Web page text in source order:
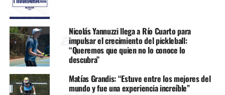
Nicolás Yannuzzi llega a Río Cuarto para
impulsar el crecimiento del pickleball:
“Queremos que quien no lo conoce lo
descubra”
Matías Grandis: “Estuve entre los mejores del
mundo y fue una experiencia increíble”